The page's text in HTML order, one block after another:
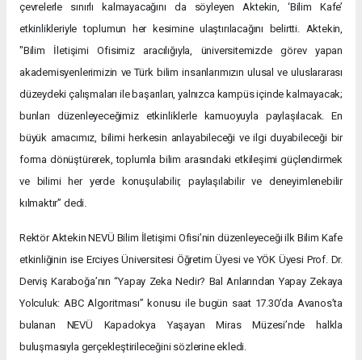
çevrelerle sınırlı kalmayacağını da söyleyen Aktekin, ‘Bilim Kafe’
etkinlikleriyle toplumun her kesimine ulaştırılacağını belirtti. Aktekin,
"Bilim İletişimi Ofisimiz aracılığıyla, üniversitemizde görev yapan
akademisyenlerimizin ve Türk bilim insanlarımızın ulusal ve uluslararası
düzeydeki çalışmaları ile başarıları, yalnızca kampüs içinde kalmayacak;
bunları düzenleyeceğimiz etkinliklerle kamuoyuyla paylaşılacak. En
büyük amacımız, bilimi herkesin anlayabileceği ve ilgi duyabileceği bir
forma dönüştürerek, toplumla bilim arasındaki etkileşimi güçlendirmek
ve bilimi her yerde konuşulabilir, paylaşılabilir ve deneyimlenebilir
kılmaktır” dedi.
Rektör Aktekin NEVÜ Bilim İletişimi Ofisi’nin düzenleyeceği ilk Bilim Kafe
etkinliğinin ise Erciyes Üniversitesi Öğretim Üyesi ve YÖK Üyesi Prof. Dr.
Derviş Karaboğa’nın “Yapay Zeka Nedir? Bal Arılarından Yapay Zekaya
Yolculuk: ABC Algoritması” konusu ile bugün saat 17.30’da Avanos’ta
bulanan NEVÜ Kapadokya Yaşayan Miras Müzesi’nde halkla
buluşmasıyla gerçekleştirileceğini sözlerine ekledi.